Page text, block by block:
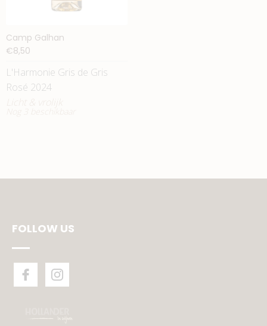
Camp Galhan
€8,50
L'Harmonie Gris de Gris
Rosé 2024
FOLLOW US